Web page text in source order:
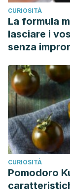
CURIOSITÀ
La formula
lasciare i
senza
CURIOSITÀ
Pomodoro